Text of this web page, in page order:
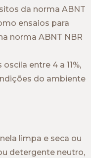
da norma ABNT
ensaios para
norma ABNT NBR
entre 4 a 11%,
do ambiente
limpa e seca ou
detergente neutro,